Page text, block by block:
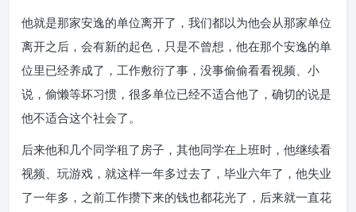
他就是那家安逸的单位离开了，我们都以为他会从那家单位
离开之后，会有新的起色，只是不曾想，他在那个安逸的单
位里已经养成了，工作敷衍了事，没事偷偷看看视频、小
说，偷懒等坏习惯，很多单位已经不适合他了，确切的说是
他不适合这个社会了。
后来他和几个同学租了房子，其他同学在上班时，他继续看
视频、玩游戏，就这样一年多过去了，毕业六年了，他失业
了一年多，之前工作攒下来的钱也都花光了，后来就一直花